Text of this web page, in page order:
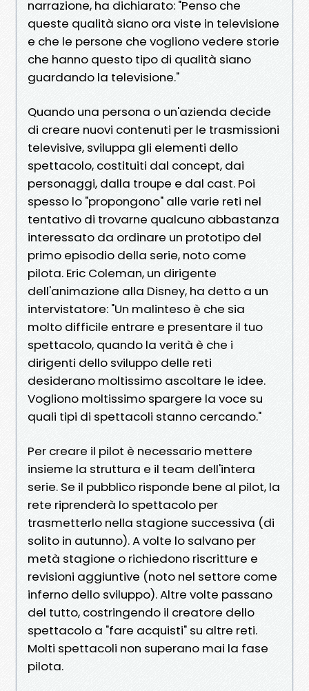
narrazione, ha dichiarato: "Penso che
queste qualità siano ora viste in televisione
e che le persone che vogliono vedere storie
che hanno questo tipo di qualità siano
guardando la televisione."
Quando una persona o un'azienda decide
di creare nuovi contenuti per le trasmissioni
televisive, sviluppa gli elementi dello
spettacolo, costituiti dal concept, dai
personaggi, dalla troupe e dal cast. Poi
spesso lo "propongono" alle varie reti nel
tentativo di trovarne qualcuno abbastanza
interessato da ordinare un prototipo del
primo episodio della serie, noto come
pilota. Eric Coleman, un dirigente
dell'animazione alla Disney, ha detto a un
intervistatore: "Un malinteso è che sia
molto difficile entrare e presentare il tuo
spettacolo, quando la verità è che i
dirigenti dello sviluppo delle reti
desiderano moltissimo ascoltare le idee.
Vogliono moltissimo spargere la voce su
quali tipi di spettacoli stanno cercando."
Per creare il pilot è necessario mettere
insieme la struttura e il team dell'intera
serie. Se il pubblico risponde bene al pilot, la
rete riprenderà lo spettacolo per
trasmetterlo nella stagione successiva (di
solito in autunno). A volte lo salvano per
metà stagione o richiedono riscritture e
revisioni aggiuntive (noto nel settore come
inferno dello sviluppo). Altre volte passano
del tutto, costringendo il creatore dello
spettacolo a "fare acquisti" su altre reti.
Molti spettacoli non superano mai la fase
pilota.